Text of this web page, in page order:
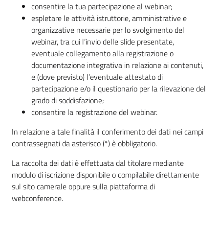
consentire la tua partecipazione al webinar;
espletare le attività istruttorie, amministrative e
organizzative necessarie per lo svolgimento del
webinar, tra cui l’invio delle slide presentate,
eventuale collegamento alla registrazione o
documentazione integrativa in relazione ai contenuti,
e (dove previsto) l’eventuale attestato di
partecipazione e/o il questionario per la rilevazione del
grado di soddisfazione;
consentire la registrazione del webinar.
In relazione a tale finalità il conferimento dei dati nei campi
contrassegnati da asterisco (*) è obbligatorio.
La raccolta dei dati è effettuata dal titolare mediante
modulo di iscrizione disponibile o compilabile direttamente
sul sito camerale oppure sulla piattaforma di
webconference.